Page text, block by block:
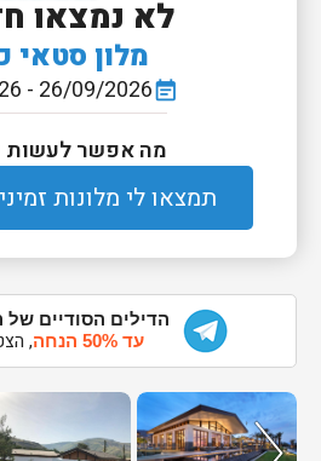
לא נמצאו
מלון סטאי
event_note
26/09/2026 - 5/10/2026
מה אפשר לעשות
תמצאו לי מלונות
הדילים הסודיים
עד 50% הנחה
,